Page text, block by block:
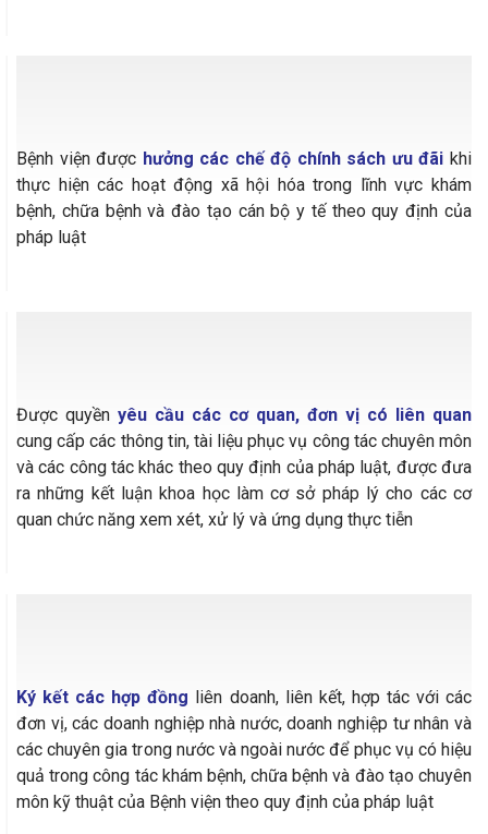
02
Bệnh viện được hưởng các chế độ chính sách ưu đãi khi
thực hiện các hoạt động xã hội hóa trong lĩnh vực khám
bệnh, chữa bệnh và đào tạo cán bộ y tế theo quy định của
pháp luật
03
Được quyền yêu cầu các cơ quan, đơn vị có liên quan
cung cấp các thông tin, tài liệu phục vụ công tác chuyên môn
và các công tác khác theo quy định của pháp luật, được đưa
ra những kết luận khoa học làm cơ sở pháp lý cho các cơ
quan chức năng xem xét, xử lý và ứng dụng thực tiễn
04
Ký kết các hợp đồng liên doanh, liên kết, hợp tác với các
đơn vị, các doanh nghiệp nhà nước, doanh nghiệp tư nhân và
các chuyên gia trong nước và ngoài nước để phục vụ có hiệu
quả trong công tác khám bệnh, chữa bệnh và đào tạo chuyên
môn kỹ thuật của Bệnh viện theo quy định của pháp luật